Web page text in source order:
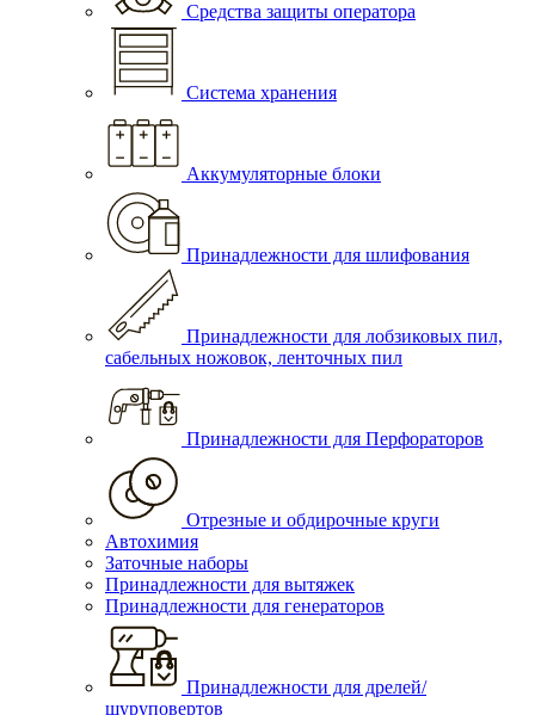
Средства защиты оператора
Система хранения
Аккумуляторные блоки
Принадлежности для шлифования
Принадлежности для лобзиковых пил,
сабельных ножовок, ленточных пил
Принадлежности для Перфораторов
Отрезные и обдирочные круги
Автохимия
Заточные наборы
Принадлежности для вытяжек
Принадлежности для генераторов
Принадлежности для дрелей/
шуруповертов